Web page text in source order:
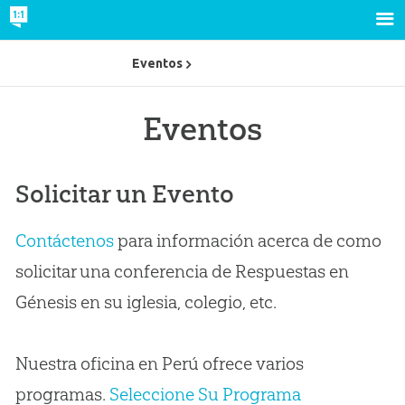
Eventos
Solicitar un Evento
Contáctenospara información acerca de como
solicitar una conferencia de Respuestas en
Génesis en su iglesia, colegio, etc.
Nuestra oficina en Perú ofrece varios
programas. Seleccione Su Programa
Eventos